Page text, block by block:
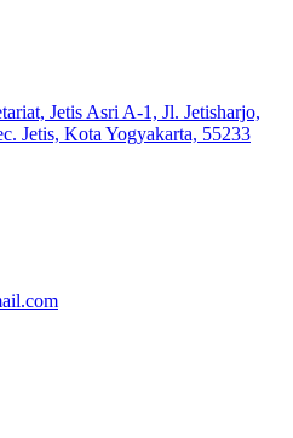
Jetis Asri A-1, Jl. Jetisharjo,
Jetis, Kota Yogyakarta, 55233